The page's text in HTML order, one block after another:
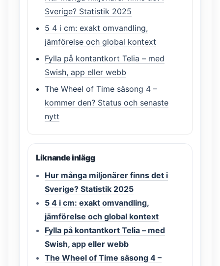
Sverige? Statistik 2025
5 4 i cm: exakt omvandling,
jämförelse och global kontext
Fylla på kontantkort Telia – med
Swish, app eller webb
The Wheel of Time säsong 4 –
kommer den? Status och senaste
nytt
Liknande inlägg
Hur många miljonärer finns det i
Sverige? Statistik 2025
5 4 i cm: exakt omvandling,
jämförelse och global kontext
Fylla på kontantkort Telia – med
Swish, app eller webb
The Wheel of Time säsong 4 –